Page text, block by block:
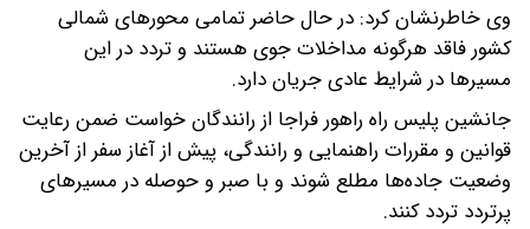
وی خاطرنشان کرد: در حال حاضر تمامی محورهای شمالی
کشور فاقد هرگونه مداخلات جوی هستند و تردد در این
مسیرها در شرایط عادی جریان دارد.
جانشین پلیس راه راهور فراجا از رانندگان خواست ضمن رعایت
قوانین و مقررات راهنمایی و رانندگی، پیش از آغاز سفر از آخرین
وضعیت جاده‌ها مطلع شوند و با صبر و حوصله در مسیرهای
پرتردد تردد کنند.